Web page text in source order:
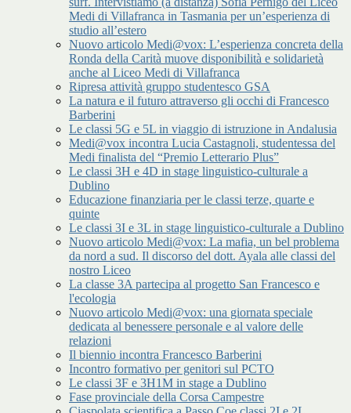
Medi di Villafranca in Tasmania per un’esperienza di
studio all’estero
Nuovo articolo Medi@vox: L’esperienza concreta della
Ronda della Carità muove disponibilità e solidarietà
anche al Liceo Medi di Villafranca
Ripresa attività gruppo studentesco GSA
La natura e il futuro attraverso gli occhi di Francesco
Barberini
Le classi 5G e 5L in viaggio di istruzione in Andalusia
Medi@vox incontra Lucia Castagnoli, studentessa del
Medi finalista del “Premio Letterario Plus”
Le classi 3H e 4D in stage linguistico-culturale a
Dublino
Educazione finanziaria per le classi terze, quarte e
quinte
Le classi 3I e 3L in stage linguistico-culturale a Dublino
Nuovo articolo Medi@vox: La mafia, un bel problema
da nord a sud. Il discorso del dott. Ayala alle classi del
nostro Liceo
La classe 3A partecipa al progetto San Francesco e
l'ecologia
Nuovo articolo Medi@vox: una giornata speciale
dedicata al benessere personale e al valore delle
relazioni
Il biennio incontra Francesco Barberini
Incontro formativo per genitori sul PCTO
Le classi 3F e 3H1M in stage a Dublino
Fase provinciale della Corsa Campestre